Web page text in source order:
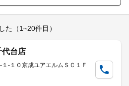
た （1~20件目）
代台店
-１０京成ユアエルムＳＣ１Ｆ